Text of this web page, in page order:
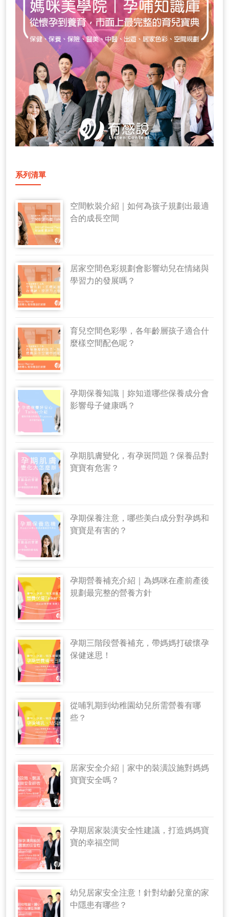
系列清單
空間軟裝介紹｜如何為孩子規劃出最適
合的成長空間
居家空間色彩規劃會影響幼兒在情緒與
學習力的發展嗎？
育兒空間色彩學，各年齡層孩子適合什
麼樣空間配色呢？
孕期保養知識｜妳知道哪些保養成分會
影響母子健康嗎？
孕期肌膚變化，有孕斑問題？保養品對
寶寶有危害？
孕期保養注意，哪些美白成分對孕媽和
寶寶是有害的？
孕期營養補充介紹｜為媽咪在產前產後
規劃最完整的營養方針
孕期三階段營養補充，帶媽媽打破懷孕
保健迷思！
從哺乳期到幼稚園幼兒所需營養有哪
些？
居家安全介紹｜家中的裝潢設施對媽媽
寶寶安全嗎？
孕期居家裝潢安全性建議，打造媽媽寶
寶的幸福空間
幼兒居家安全注意！針對幼齡兒童的家
中隱患有哪些？